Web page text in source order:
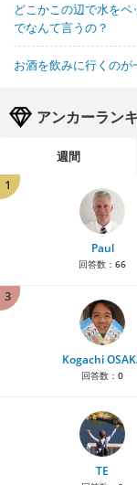
どこかこの辺で水を
でなんて言うの？
お酒を飲みに行くの
アンカーラン
週間
1
Paul
回答数： 66
3
Kogachi
回答数： 0
TE